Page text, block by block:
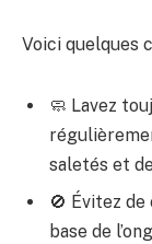
Voici quelques
🧼 Lavez
saletés et
🚫 Évitez
base de